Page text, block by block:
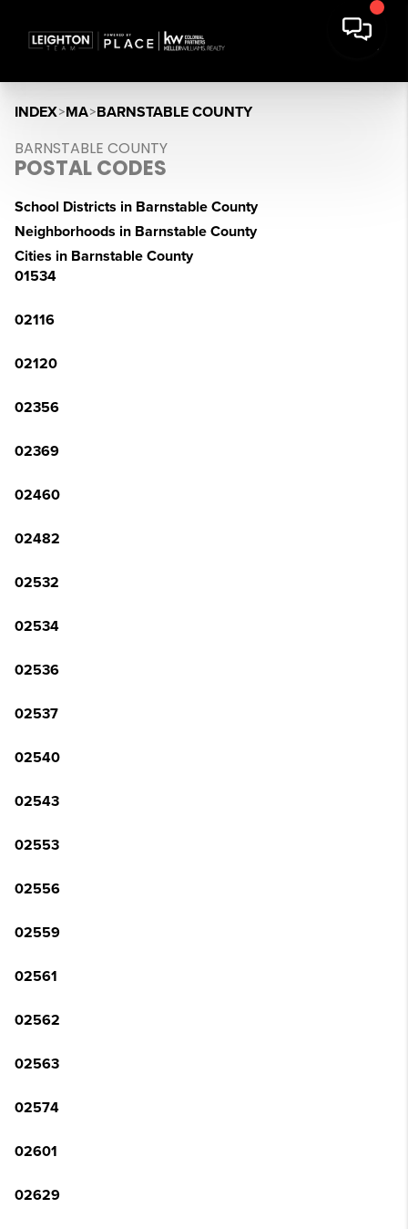
INDEX>MA>BARNSTABLE COUNTY
BARNSTABLE COUNTY
POSTAL CODES
School Districts in Barnstable County
Neighborhoods in Barnstable County
Cities in Barnstable County
01534
02116
02120
02356
02369
02460
02482
02532
02534
02536
02537
02540
02543
02553
02556
02559
02561
02562
02563
02574
02601
02629